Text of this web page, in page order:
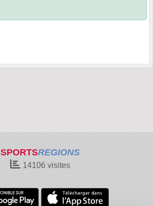
SPORTSREGIONS
14106visites